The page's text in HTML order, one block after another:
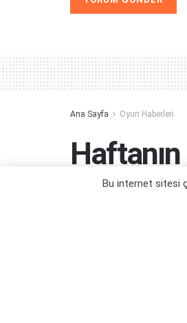
Ana Sayfa Oyun Haberleri
Bu internet sitesi